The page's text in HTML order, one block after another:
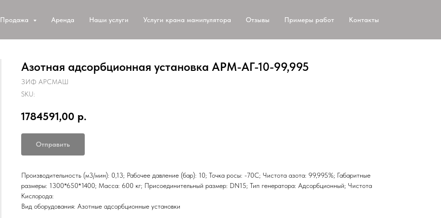
Продажа Аренда Наши услуги Услуги крана манипулятора Отзывы Примеры работ Контакты
Азотная адсорбционная установка АРМ-АГ-10-99,995
ЗИФ АРСМАШ
SKU:
1784591,00 р.
Отправить
Производительность (м3/мин): 0,13; Рабочее давление (бар): 10; Точка росы: -70С; Чистота азота: 99,995%; Габаритные
размеры: 1300*650*1400; Масса: 600 кг; Присоединительный размер: DN15; Тип генератора: Адсорбционный; Чистота
Кислорода:
Вид оборудования: Азотные адсорбционные установки